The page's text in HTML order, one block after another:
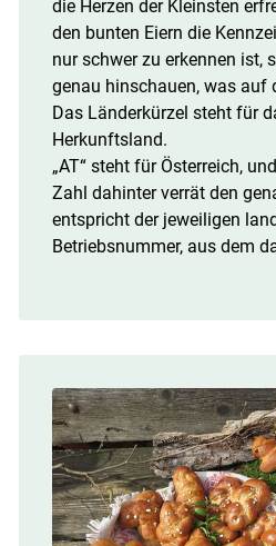
die Herzen der Kleinsten
den bunten Eiern die
nur schwer zu erkennen ist,
genau hinschauen, was auf
Das Länderkürzel steht für
Herkunftsland.
„AT“ steht für Österreich,
Zahl dahinter verrät den
entspricht der jeweiligen
Betriebsnummer, aus dem